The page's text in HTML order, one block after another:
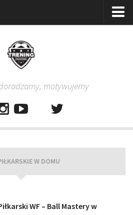
– Trening Piłkarski
motywujemy
W DOMU
WF – Ball Mastery w